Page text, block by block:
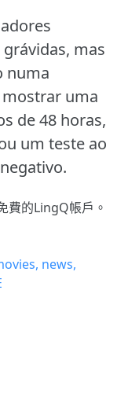
mas
numa
uma
de 48 horas,
um teste ao
費的LingQ帳戶。